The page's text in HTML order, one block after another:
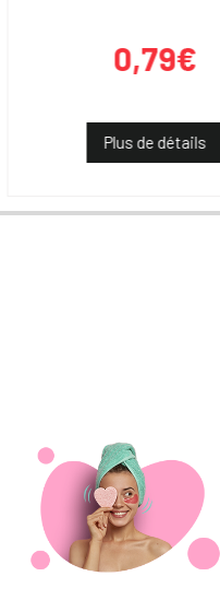
0,79€
Plus de détails